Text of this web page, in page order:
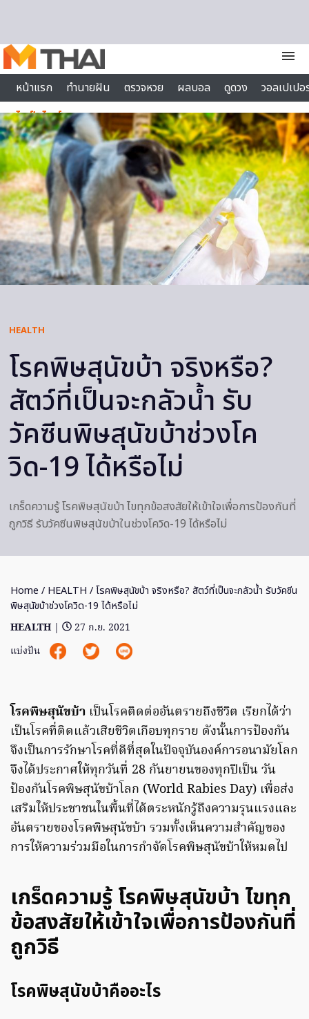
menu
หน้าแรก
ทำนายฝัน ตรวจหวย ผลบอล ดูดวง
วอลเปเป
ไลฟ์สไตล์
HEALTH
โรคพิษสุนัขบ้า จริงหรือ?
สัตว์ที่เป็นจะกลัวน้ำ รับ
วัคซีนพิษสุนัขบ้าช่วงโค
วิด-19 ได้หรือไม่
เกร็ดความรู้ โรคพิษสุนัขบ้า ไขทุกข้อสงสัยให้เข้าใจเพื่อการป้องกันที่
ถูกวิธี รับวัคซีนพิษสุนัขบ้าในช่วงโควิด-19 ได้หรือไม่
Home / HEALTH / โรคพิษสุนัขบ้า จริงหรือ? สัตว์ที่เป็นจะกลัวน้ำ รับวัคซีน
พิษสุนัขบ้าช่วงโควิด-19 ได้หรือไม่
HEALTH |
27 ก.ย. 2021
แบ่งปัน
โรคพิษสุนัขบ้า เป็นโรคติดต่ออันตรายถึงชีวิต เรียกได้ว่า
เป็นโรคที่ติดแล้วเสียชีวิตเกือบทุกราย ดังนั้นการป้องกัน
จึงเป็นการรักษาโรคที่ดีที่สุดในปัจจุบันองค์การอนามัยโลก
จึงได้ประกาศให้ทุกวันที่ 28 กันยายนของทุกปีเป็น วัน
ป้องกันโรคพิษสุนัขบ้าโลก (World Rabies Day) เพื่อส่ง
เสริมให้ประชาชนในพื้นที่ได้ตระหนักรู้ถึงความรุนแรงและ
อันตรายของโรคพิษสุนัขบ้า รวมทั้งเห็นความสำคัญของ
การให้ความร่วมมือในการกำจัดโรคพิษสุนัขบ้าให้หมดไป
เกร็ดความรู้ โรคพิษสุนัขบ้า ไขทุก
ข้อสงสัยให้เข้าใจเพื่อการป้องกันที่
ถูกวิธี
โรคพิษสุนัขบ้าคืออะไร